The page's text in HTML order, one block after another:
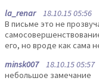
la_renar18.10.15 05:56
В письме это не
его, но вроде как сама
minsk00718.10.15 05:57
небольшое замечание